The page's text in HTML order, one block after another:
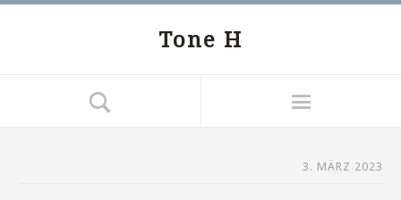
Tone H
3. MÄRZ 2023